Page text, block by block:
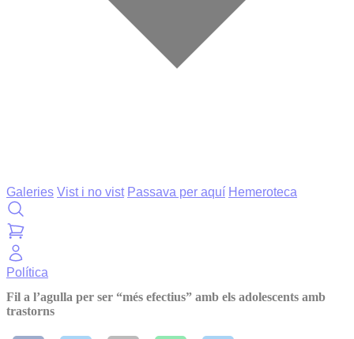
Galeries Vist i no vist Passava per aquí Hemeroteca
Política
Fil a l’agulla per ser “més efectius” amb els adolescents amb
trastorns